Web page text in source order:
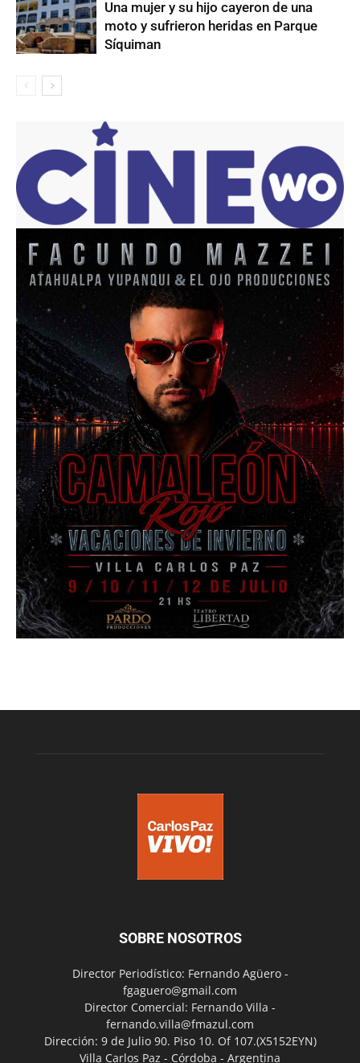
Una mujer y su hijo cayeron de una
moto y sufrieron heridas en Parque
Síquiman
SOBRE NOSOTROS
Director Periodístico: Fernando Agüero -
fgaguero@gmail.com
Director Comercial: Fernando Villa -
fernando.villa@fmazul.com
Dirección: 9 de Julio 90. Piso 10. Of 107.(X5152EYN)
Villa Carlos Paz - Córdoba - Argentina